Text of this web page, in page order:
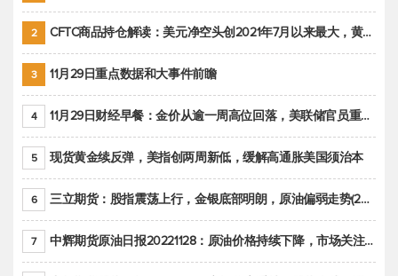
2 CFTC商品持仓解读：美元净空头创2021年7月以来最大，黄金期货投机性净多头头寸减少
3 11月29日重点数据和大事件前瞻
4 11月29日财经早餐：金价从逾一周高位回落，美联储官员重申鹰派立场推动美元回升
5 现货黄金续反弹，美指创两周新低，缓解高通胀美国须治本
6 三立期货：股指震荡上行，金银底部明朗，原油偏弱走势(20221128收评)
7 中辉期货原油日报20221128：原油价格持续下降，市场关注OPEC+新一轮产能政策